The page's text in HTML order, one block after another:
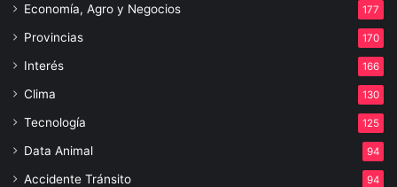
Economía, Agro y Negocios 177
Provincias 170
Interés 166
Clima 130
Tecnología 125
Data Animal 94
Accidente Tránsito 94